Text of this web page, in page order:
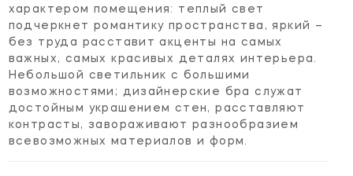
характером помещения: теплый свет
подчеркнет романтику пространства, яркий –
без труда расставит акценты на самых
важных, самых красивых деталях интерьера.
Небольшой светильник с большими
возможностями; дизайнерские бра служат
достойным украшением стен, расставляют
контрасты, завораживают разнообразием
всевозможных материалов и форм.